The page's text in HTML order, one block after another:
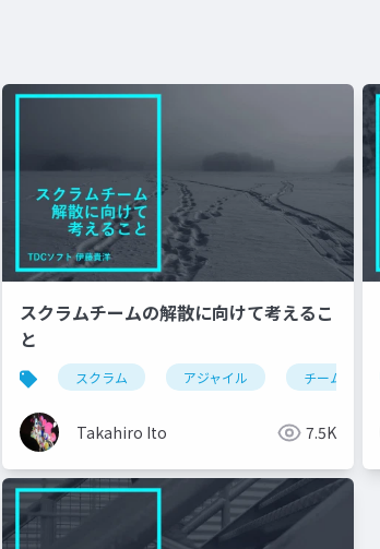
スクラムチームの解散に向けて考えるこ
と
スクラム アジャイル チーム解散
Takahiro Ito 7.5K